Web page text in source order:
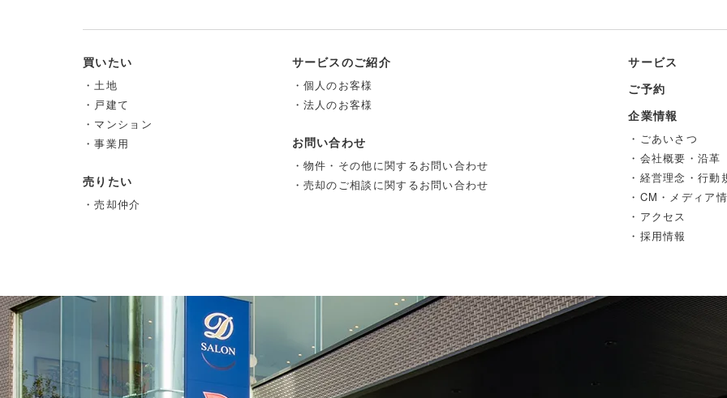
買いたい
・土地
・戸建て
・マンション
・事業用
売りたい
・売却仲介
サービスのご紹介
・個人のお客様
・法人のお客様
お問い合わせ
・物件・その他に関するお問い合わせ
・売却のご相談に関するお問い合わせ
サービス
ご予約
企業情報
・ごあいさつ
・会社概要・沿革
・経営理念・行動
・CM・メディア
・アクセス
・採用情報